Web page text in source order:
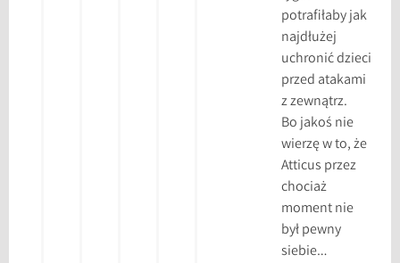
potrafiłaby jak
najdłużej
uchronić dzieci
przed atakami
z zewnątrz.
Bo jakoś nie
wierzę w to, że
Atticus przez
chociaż
moment nie
był pewny
siebie…